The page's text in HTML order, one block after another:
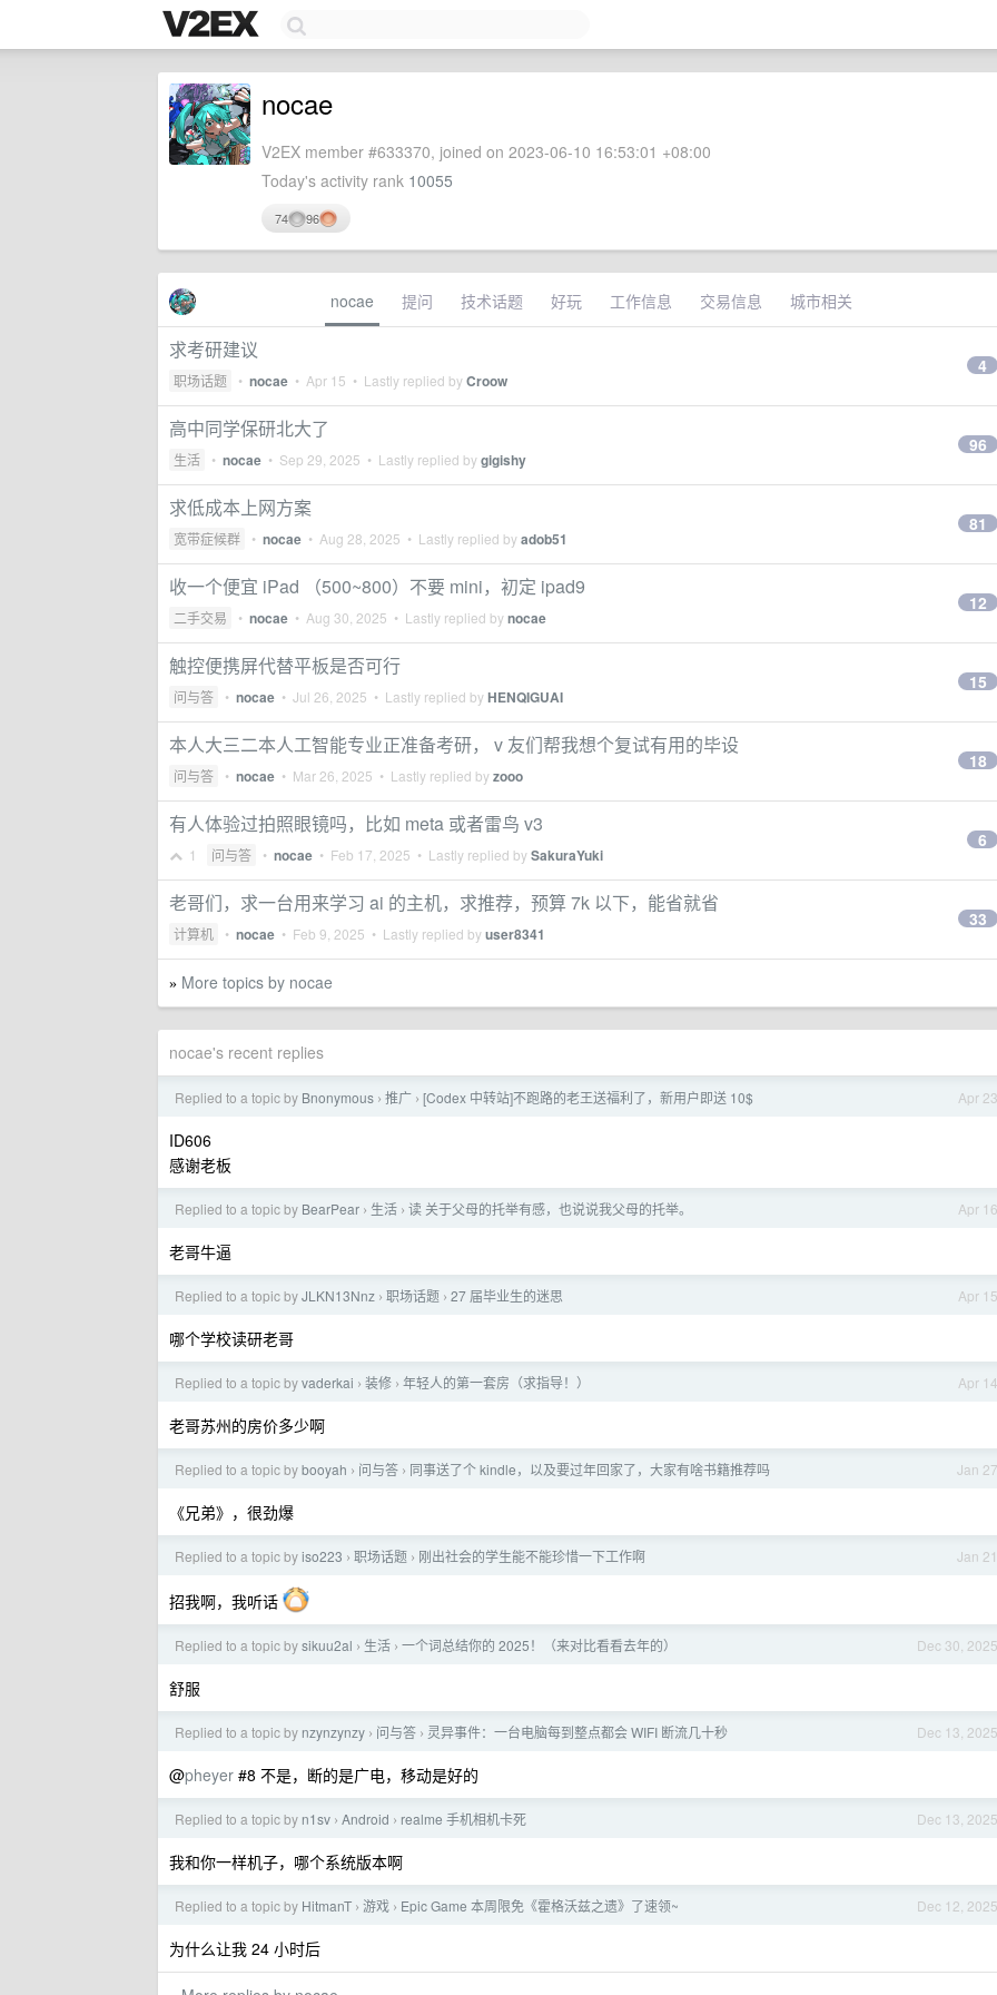
nocae
V2EX member #633370, joined on 2023-06-10 16:53:01 +08:00
Today's activity rank 10055
74 96
nocae 提问 技术话题 好玩 工作信息 交易信息 城市相关
求考研建议
职场话题 • nocae • Apr 15 • Lastly replied byCroow
4
高中同学保研北大了
生活 • nocae • Sep 29, 2025 • Lastly replied bygigishy
96
求低成本上网方案
宽带症候群 • nocae • Aug 28, 2025 • Lastly replied byadob51
81
收一个便宜 iPad （500~800）不要 mini，初定 ipad9
二手交易 • nocae • Aug 30, 2025 • Lastly replied bynocae
12
触控便携屏代替平板是否可行
问与答 • nocae • Jul 26, 2025 • Lastly replied byHENQIGUAI
15
本人大三二本人工智能专业正准备考研， v 友们帮我想个复试有用的毕设
问与答 • nocae • Mar 26, 2025 • Lastly replied byzooo
18
有人体验过拍照眼镜吗，比如 meta 或者雷鸟 v3
1 问与答 • nocae • Feb 17, 2025 • Lastly replied bySakuraYuki
6
老哥们，求一台用来学习 ai 的主机，求推荐，预算 7k 以下，能省就省
计算机 • nocae • Feb 9, 2025 • Lastly replied byuser8341
33
» More topics by nocae
nocae's recent replies
Apr 23
Replied to a topic by Bnonymous › 推广 › [Codex 中转站]不跑路的老王送福利了，新用户即送 10$
ID606
感谢老板
Apr 16
Replied to a topic by BearPear › 生活 › 读 关于父母的托举有感，也说说我父母的托举。
老哥牛逼
Apr 15
Replied to a topic byJLKN13Nnz › 职场话题 › 27 届毕业生的迷思
哪个学校读研老哥
Apr 14
Replied to a topic byvaderkai › 装修 › 年轻人的第一套房（求指导！）
老哥苏州的房价多少啊
Jan 27
Replied to a topic bybooyah › 问与答 › 同事送了个 kindle，以及要过年回家了，大家有啥书籍推荐吗
《兄弟》，很劲爆
Jan 21
Replied to a topic byiso223 › 职场话题 › 刚出社会的学生能不能珍惜一下工作啊
招我啊，我听话
Dec 30, 2025
Replied to a topic bysikuu2al › 生活 › 一个词总结你的 2025！（来对比看看去年的）
舒服
Dec 13, 2025
Replied to a topic by nzynzynzy › 问与答 › 灵异事件：一台电脑每到整点都会 WIFI 断流几十秒
@pheyer #8 不是，断的是广电，移动是好的
Dec 13, 2025
Replied to a topic by n1sv › Android › realme 手机相机卡死
我和你一样机子，哪个系统版本啊
Dec 12, 2025
Replied to a topic by HitmanT › 游戏 › Epic Game 本周限免《霍格沃兹之遗》了速领~
为什么让我 24 小时后